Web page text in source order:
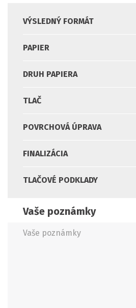
VÝSLEDNÝ FORMÁT
PAPIER
DRUH PAPIERA
TLAČ
POVRCHOVÁ ÚPRAVA
FINALIZÁCIA
TLAČOVÉ PODKLADY
Vaše poznámky